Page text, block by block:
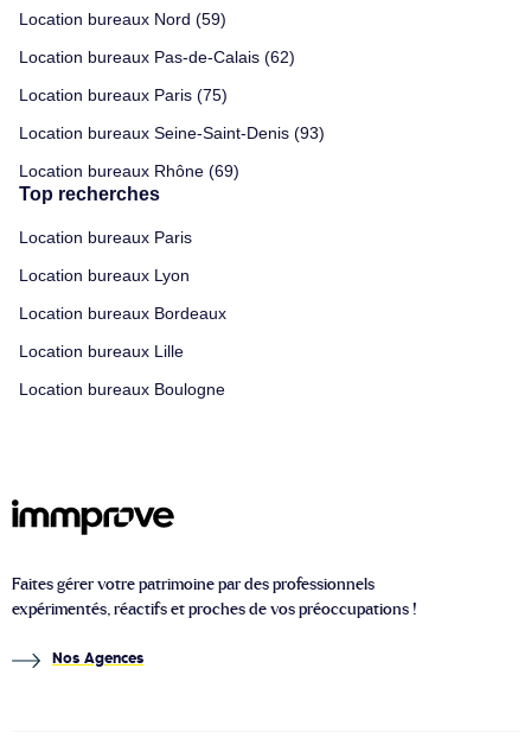
Location bureaux Nord (59)
Location bureaux Pas-de-Calais (62)
Location bureaux Paris (75)
Location bureaux Seine-Saint-Denis (93)
Location bureaux Rhône (69)
Top recherches
Location bureaux Paris
Location bureaux Lyon
Location bureaux Bordeaux
Location bureaux Lille
Location bureaux Boulogne
Faites gérer votre patrimoine par des professionnels
expérimentés, réactifs et proches de vos préoccupations !
Nos Agences